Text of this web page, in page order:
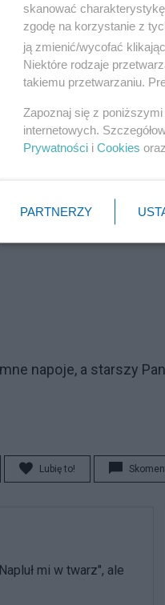
napoje, a starszy
Lubię to!
mi w twarz", ale
skanować
zgodę na korzystanie z
ją zmienić/wycofać
Niektóre rodzaje
takiemu przetwarzaniu.
Zapoznaj się z
internetowych.
Prywatności i Cookies
PARTNERZY